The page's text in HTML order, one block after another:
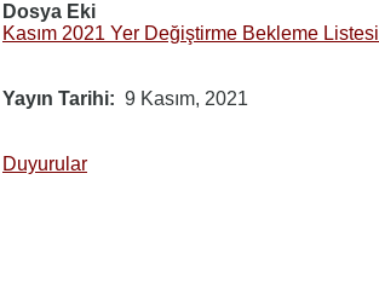
Dosya Eki
Kasım 2021 Yer Değiştirme Bekleme Listesi
Yayın Tarihi 9 Kasım, 2021
Duyurular